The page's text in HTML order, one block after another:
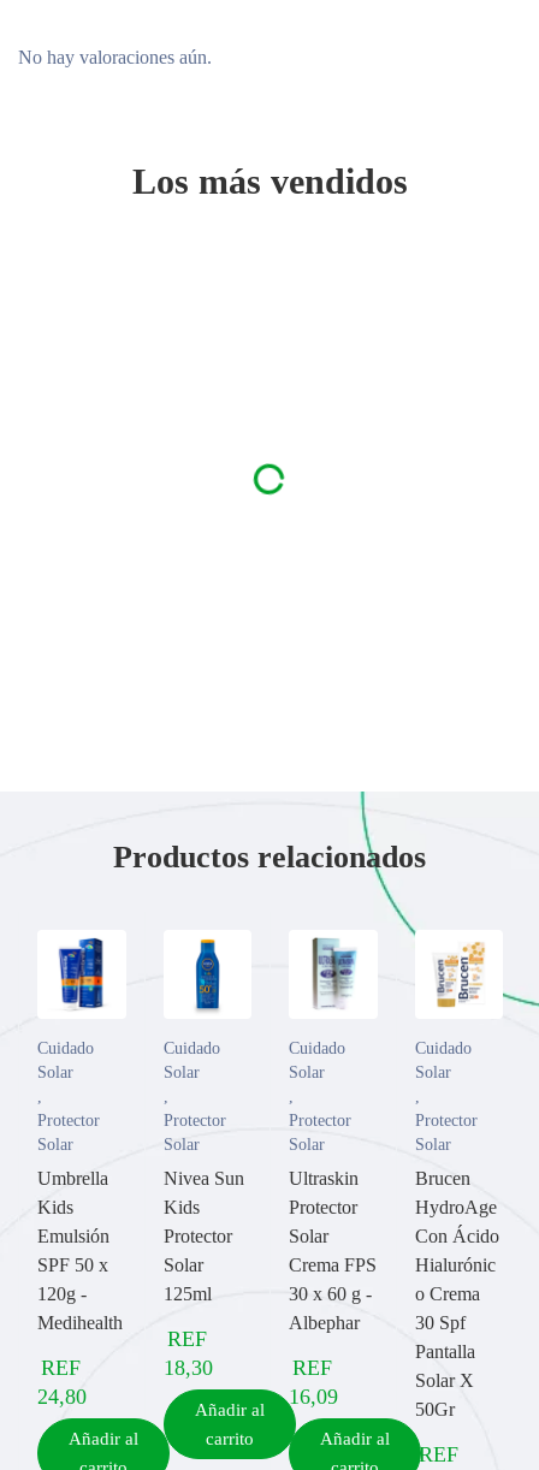
No hay valoraciones aún.
Los más vendidos
Productos relacionados
Cuidado
Solar
Protector
Solar
Umbrella
Kids
Emulsión
SPF 50 x
120g -
Medihealth
REF
24,80
Añadir al
Cuidado
Solar
Protector
Solar
Nivea Sun
Kids
Protector
Solar
125ml
REF
18,30
Añadir al
carrito
Cuidado
Solar
Protector
Solar
Ultraskin
Protector
Solar
Crema FPS
30 x 60 g -
Albephar
REF
16,09
Añadir al
Cuidado
Solar
Protector
Solar
Brucen
HydroAge
Con Ácido
Hialurónic
o Crema
30 Spf
Pantalla
Solar X
50Gr
REF